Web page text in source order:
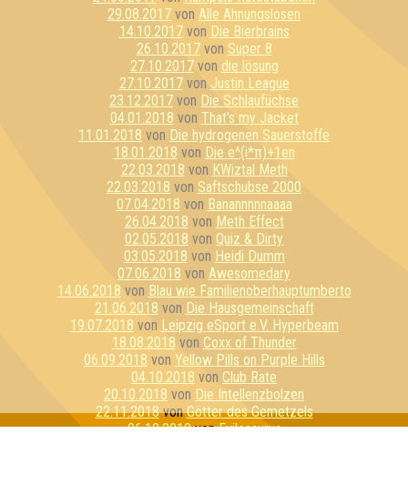
29.08.2017 von Alle Ahnungslosen
14.10.2017von Die Bierbrains
26.10.2017von Super 8
27.10.2017von die lösung
27.10.2017von Justin League
23.12.2017 von Die Schlaufüchse
04.01.2018 von That's my Jacket
11.01.2018 von Die hydrogenen Sauerstoffe
18.01.2018 von Die e^(i*π)+1en
22.03.2018 von KWiztal Meth
22.03.2018 von Saftschubse 2000
07.04.2018 von Banannnnnaaaa
26.04.2018 von Meth Effect
02.05.2018 von Quiz & Dirty
03.05.2018 von Heidi Dumm
07.06.2018 von Awesomedary
14.06.2018 von Blau wie Familienoberhauptumberto
21.06.2018 von Die Hausgemeinschaft
19.07.2018 von Leipzig eSport e.V. Hyperbeam
18.08.2018 von Coxx of Thunder
06.09.2018 von Yellow Pills on Purple Hills
04.10.2018 von Club Rate
20.10.2018 von Die Intellenzbolzen
22.11.2018vonGötter des Gemetzels
06.12.2018vonExilosaurus